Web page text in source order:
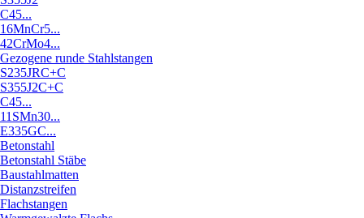
C45...
16MnCr5...
42CrMo4...
Gezogene runde Stahlstangen
S235JRC+C
S355J2C+C
C45...
11SMn30...
E335GC...
Betonstahl
Betonstahl Stäbe
Baustahlmatten
Distanzstreifen
Flachstangen